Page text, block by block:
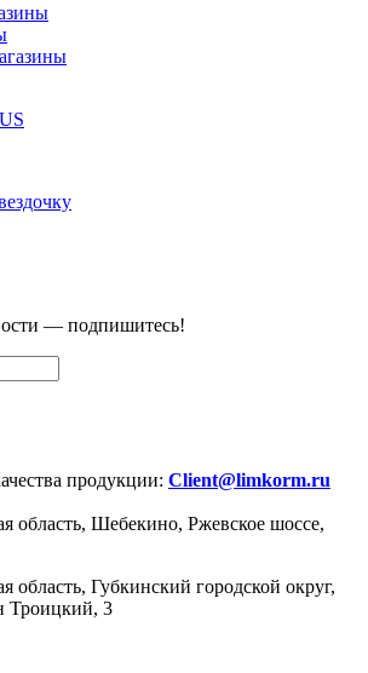
— подпишитесь!
продукции: Client@limkorm.ru
область, Шебекино, Ржевское шоссе,
область, Губкинский городской округ,
3